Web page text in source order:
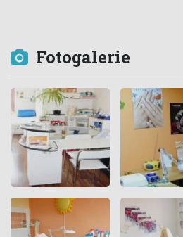
Fotogalerie